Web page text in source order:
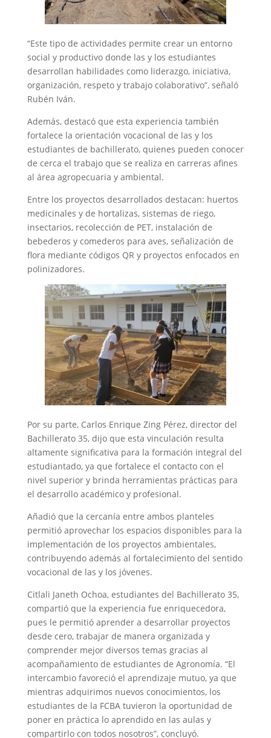
“Este tipo de actividades permite crear un entorno
social y productivo donde las y los estudiantes
desarrollan habilidades como liderazgo, iniciativa,
organización, respeto y trabajo colaborativo”, señaló
Rubén Iván.
Además, destacó que esta experiencia también
fortalece la orientación vocacional de las y los
estudiantes de bachillerato, quienes pueden conocer
de cerca el trabajo que se realiza en carreras afines
al área agropecuaria y ambiental.
Entre los proyectos desarrollados destacan: huertos
medicinales y de hortalizas, sistemas de riego,
insectarios, recolección de PET, instalación de
bebederos y comederos para aves, señalización de
flora mediante códigos QR y proyectos enfocados en
polinizadores.
Por su parte, Carlos Enrique Zing Pérez, director del
Bachillerato 35, dijo que esta vinculación resulta
altamente significativa para la formación integral del
estudiantado, ya que fortalece el contacto con el
nivel superior y brinda herramientas prácticas para
el desarrollo académico y profesional.
Añadió que la cercanía entre ambos planteles
permitió aprovechar los espacios disponibles para la
implementación de los proyectos ambientales,
contribuyendo además al fortalecimiento del sentido
vocacional de las y los jóvenes.
Citlali Janeth Ochoa, estudiantes del Bachillerato 35,
compartió que la experiencia fue enriquecedora,
pues le permitió aprender a desarrollar proyectos
desde cero, trabajar de manera organizada y
comprender mejor diversos temas gracias al
acompañamiento de estudiantes de Agronomía. “El
intercambio favoreció el aprendizaje mutuo, ya que
mientras adquirimos nuevos conocimientos, los
estudiantes de la FCBA tuvieron la oportunidad de
poner en práctica lo aprendido en las aulas y
compartirlo con todos nosotros”, concluyó.